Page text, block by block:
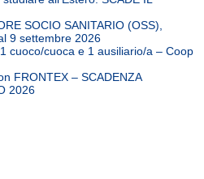
SOCIO SANITARIO (OSS),
9 settembre 2026
cuoco/cuoca e 1 ausiliario/a – Coop
FRONTEX – SCADENZA
2026